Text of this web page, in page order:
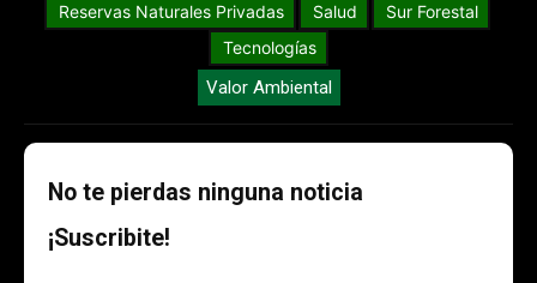
Reservas Naturales Privadas
Salud
Sur Forestal
Tecnologías
Valor Ambiental
No te pierdas ninguna noticia
¡Suscribite!